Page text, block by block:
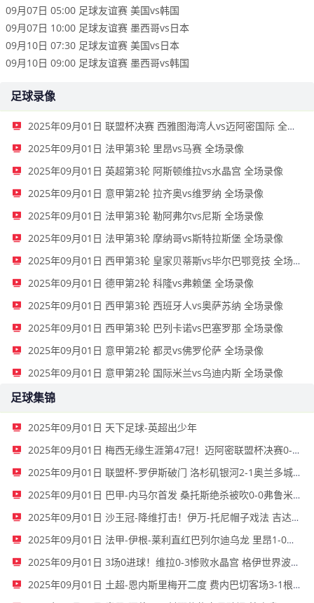
09月07日 05:00 足球友谊赛 美国vs韩国
09月07日 10:00 足球友谊赛 墨西哥vs日本
09月10日 07:30 足球友谊赛 美国vs日本
09月10日 09:00 足球友谊赛 墨西哥vs韩国
足球录像
2025年09月01日 联盟杯决赛 西雅图海湾人vs迈阿密国际 全场录像
2025年09月01日 法甲第3轮 里昂vs马赛 全场录像
2025年09月01日 英超第3轮 阿斯顿维拉vs水晶宫 全场录像
2025年09月01日 意甲第2轮 拉齐奥vs维罗纳 全场录像
2025年09月01日 法甲第3轮 勒阿弗尔vs尼斯 全场录像
2025年09月01日 法甲第3轮 摩纳哥vs斯特拉斯堡 全场录像
2025年09月01日 西甲第3轮 皇家贝蒂斯vs毕尔巴鄂竞技 全场录像
2025年09月01日 德甲第2轮 科隆vs弗赖堡 全场录像
2025年09月01日 西甲第3轮 西班牙人vs奥萨苏纳 全场录像
2025年09月01日 西甲第3轮 巴列卡诺vs巴塞罗那 全场录像
2025年09月01日 意甲第2轮 都灵vs佛罗伦萨 全场录像
2025年09月01日 意甲第2轮 国际米兰vs乌迪内斯 全场录像
足球集锦
2025年09月01日 天下足球-英超出少年
2025年09月01日 梅西无缘生涯第47冠！迈阿密联盟杯决赛0-3西雅图，后防漏人+送点
2025年09月01日 联盟杯-罗伊斯破门 洛杉矶银河2-1奥兰多城夺季军
2025年09月01日 巴甲-内马尔首发 桑托斯绝杀被吹0-0弗鲁米嫩塞
2025年09月01日 沙王冠-降维打击！伊万-托尼帽子戏法 吉达国民5-0乌奈扎
2025年09月01日 法甲-伊根-莱利直红巴列尔迪乌龙 里昂1-0十人马赛
2025年09月01日 3场0进球！维拉0-3惨败水晶宫 格伊世界波马特塔点射大马丁缺战
2025年09月01日 土超-恩内斯里梅开二度 费内巴切客场3-1根克勒比利吉